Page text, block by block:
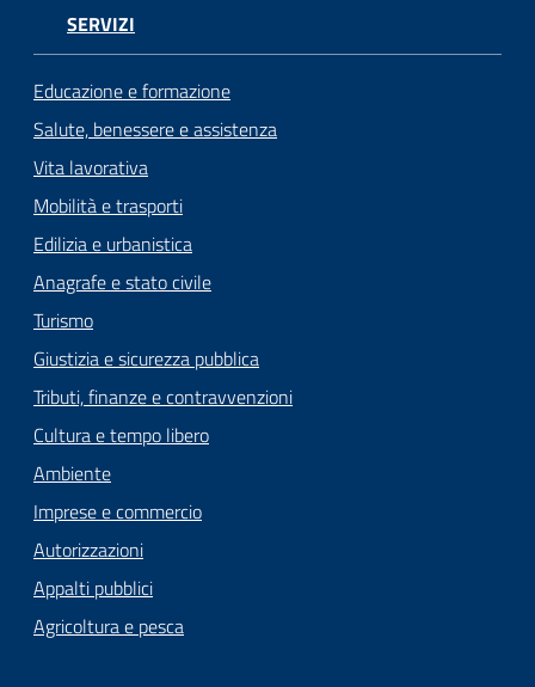
SERVIZI
Educazione e formazione
Salute, benessere e assistenza
Vita lavorativa
Mobilità e trasporti
Edilizia e urbanistica
Anagrafe e stato civile
Turismo
Giustizia e sicurezza pubblica
Tributi, finanze e contravvenzioni
Cultura e tempo libero
Ambiente
Imprese e commercio
Autorizzazioni
Appalti pubblici
Agricoltura e pesca